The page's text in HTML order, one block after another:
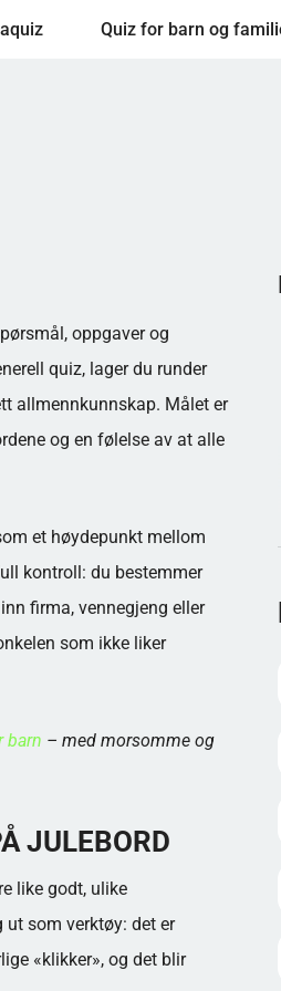
Quiz for barn og
oppgaver og
quiz, lager du runder
allmennkunnskap. Målet er
og en følelse av at alle
et høydepunkt mellom
kontroll: du bestemmer
firma, vennegjeng eller
som ikke liker
barn – med morsomme og
JULEBORD
like godt, ulike
som verktøy: det er
«klikker», og det blir